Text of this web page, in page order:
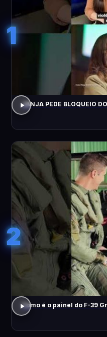
1
JANJA PEDE BLOQUEIO
2
Como é o painel do F-39